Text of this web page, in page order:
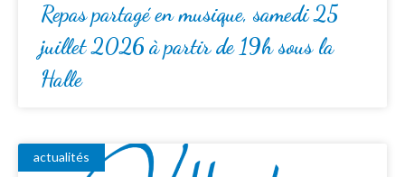
Repas partagé en musique, samedi 25
juillet 2026 à partir de 19h sous la
Halle
actualités